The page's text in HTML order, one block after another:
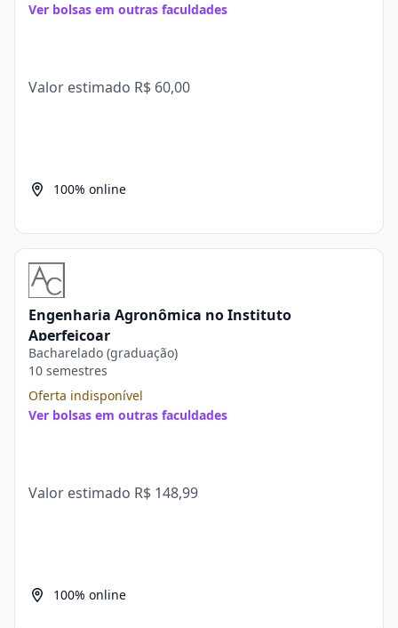
Ver bolsas em outras faculdades
Valor estimado R$ 60,00
100% online
Engenharia Agronômica no Instituto
Aperfeiçoar
Bacharelado (graduação)
10 semestres
Oferta indisponível
Ver bolsas em outras faculdades
Valor estimado R$ 148,99
100% online